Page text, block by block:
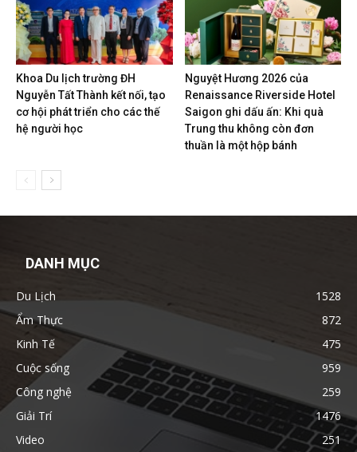
Khoa Du lịch trường ĐH
Nguyễn Tất Thành kết nối, tạo
cơ hội phát triển cho các thế
hệ người học
Nguyệt Hương 2026 của
Renaissance Riverside Hotel
Saigon ghi dấu ấn: Khi quà
Trung thu không còn đơn
thuần là một hộp bánh
DANH MỤC
Du Lịch
1528
Ẩm Thực
872
Kinh Tế
475
Cuộc sống
959
Công nghệ
259
Giải Trí
1476
Video
251